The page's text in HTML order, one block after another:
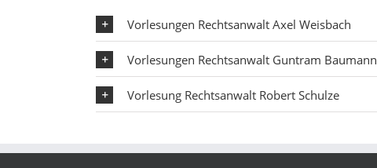
Vorlesungen Rechtsanwalt Axel Weisbach
Vorlesungen Rechtsanwalt Guntram Baumann
Vorlesung Rechtsanwalt Robert Schulze